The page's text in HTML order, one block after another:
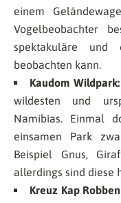
einem
Vogelbeobachter
spektakuläre und
beobachten kann.
Kaudom Wildpark:
wildesten und
Namibias. Einmal
einsamen Park
Beispiel Gnus,
allerdings sind diese
Kreuz Kap